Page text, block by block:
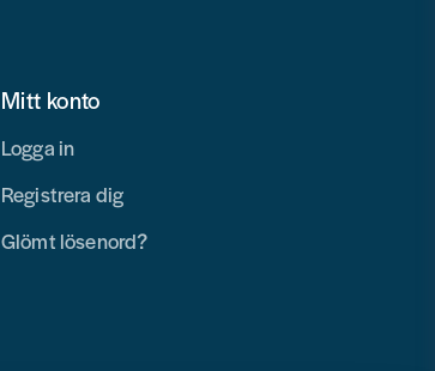
Mitt konto
Logga in
Registrera dig
Glömt lösenord?